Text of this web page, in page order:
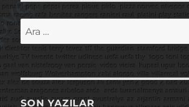
Ara:
SON YAZILAR